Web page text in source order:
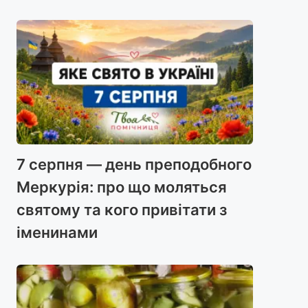
7 серпня — день преподобного
Меркурія: про що моляться
святому та кого привітати з
іменинами